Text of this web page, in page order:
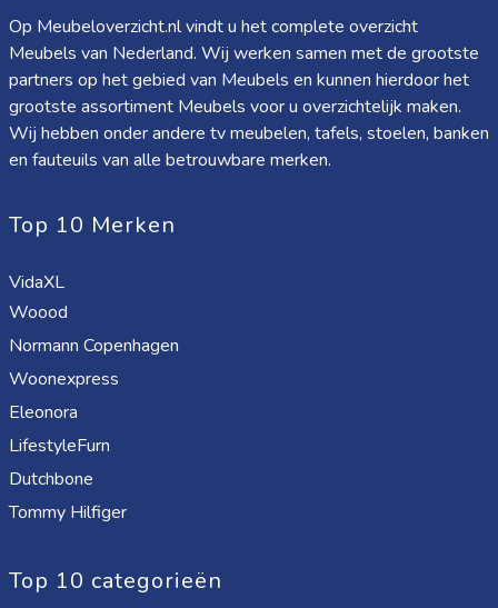
Op Meubeloverzicht.nl vindt u het complete overzicht
Meubels van Nederland. Wij werken samen met de grootste
partners op het gebied van Meubels en kunnen hierdoor het
grootste assortiment Meubels voor u overzichtelijk maken.
Wij hebben onder andere tv meubelen, tafels, stoelen, banken
en fauteuils van alle betrouwbare merken.
Top 10 Merken
VidaXL
Woood
Normann Copenhagen
Woonexpress
Eleonora
LifestyleFurn
Dutchbone
Tommy Hilfiger
Top 10 categorieën